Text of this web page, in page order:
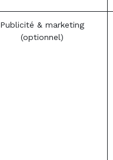
Publicité & marketing
(optionnel)